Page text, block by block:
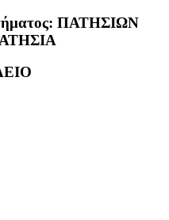
ΠΑΤΗΣΙΩΝ